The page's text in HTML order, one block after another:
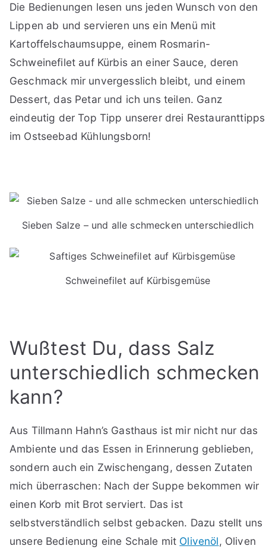
Die Bedienungen lesen uns jeden Wunsch von den
Lippen ab und servieren uns ein Menü mit
Kartoffelschaumsuppe, einem Rosmarin-
Schweinefilet auf Kürbis an einer Sauce, deren
Geschmack mir unvergesslich bleibt, und einem
Dessert, das Petar und ich uns teilen. Ganz
eindeutig der Top Tipp unserer drei Restauranttipps
im Ostseebad Kühlungsborn!
Sieben Salze – und alle schmecken unterschiedlich
Schweinefilet auf Kürbisgemüse
Wußtest Du, dass Salz
unterschiedlich schmecken
kann?
Aus Tillmann Hahn’s Gasthaus ist mir nicht nur das
Ambiente und das Essen in Erinnerung geblieben,
sondern auch ein Zwischengang, dessen Zutaten
mich überraschen: Nach der Suppe bekommen wir
einen Korb mit Brot serviert. Das ist
selbstverständlich selbst gebacken. Dazu stellt uns
unsere Bedienung eine Schale mit Olivenöl, Oliven